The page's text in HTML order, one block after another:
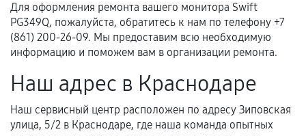
Когда гарантия не действует
Нарушение правил эксплуатации,
перегрев, коррозия.
Самостоятельный ремонт или вмешательство
третьих лиц.
Для оформления ремонта вашего монитора Swift
PG349Q, пожалуйста, обратитесь к нам по телефону +7
(861) 200-26-09. Мы предоставим всю необходимую
информацию и поможем вам в организации ремонта.
Наш адрес в Краснодаре
Наш сервисный центр расположен по адресу Зиповская
улица, 5/2 в Краснодаре, где наша команда опытных